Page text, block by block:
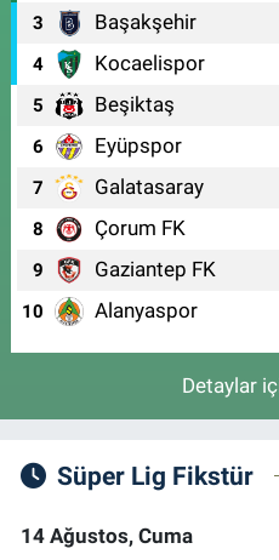
3 Başakşehir
4 Kocaelispor
5 Beşiktaş
6 Eyüpspor
7 Galatasaray
8 Çorum FK
9 Gaziantep FK
10 Alanyaspor
Detaylar
Süper Lig Fikstür
14 Ağustos, Cuma